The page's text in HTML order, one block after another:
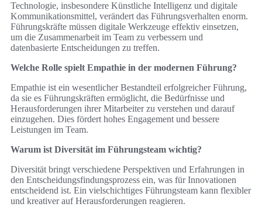
Technologie, insbesondere Künstliche Intelligenz und digitale
Kommunikationsmittel, verändert das Führungsverhalten enorm.
Führungskräfte müssen digitale Werkzeuge effektiv einsetzen,
um die Zusammenarbeit im Team zu verbessern und
datenbasierte Entscheidungen zu treffen.
Welche Rolle spielt Empathie in der modernen Führung?
Empathie ist ein wesentlicher Bestandteil erfolgreicher Führung,
da sie es Führungskräften ermöglicht, die Bedürfnisse und
Herausforderungen ihrer Mitarbeiter zu verstehen und darauf
einzugehen. Dies fördert hohes Engagement und bessere
Leistungen im Team.
Warum ist Diversität im Führungsteam wichtig?
Diversität bringt verschiedene Perspektiven und Erfahrungen in
den Entscheidungsfindungsprozess ein, was für Innovationen
entscheidend ist. Ein vielschichtiges Führungsteam kann flexibler
und kreativer auf Herausforderungen reagieren.